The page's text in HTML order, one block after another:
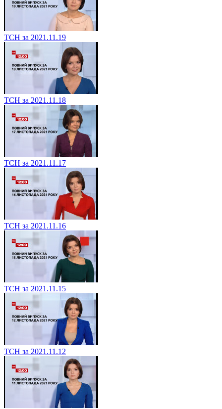
ТСН за 2021.11.19
ТСН за 2021.11.18
ТСН за 2021.11.17
ТСН за 2021.11.16
ТСН за 2021.11.15
ТСН за 2021.11.12